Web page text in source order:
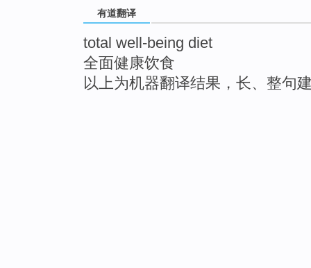
有道翻译
total well-being diet
全面健康饮食
以上为机器翻译结果，长、整句